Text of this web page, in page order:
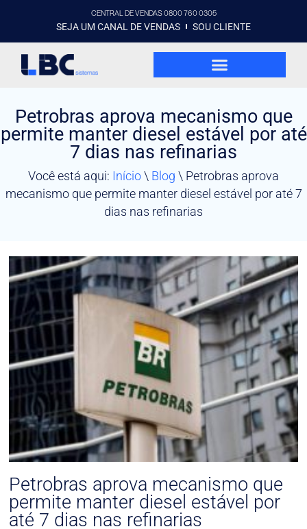
CENTRAL DE VENDAS 0800 760 0305
SEJA UM CANAL DE VENDAS SOU CLIENTE
Petrobras aprova mecanismo que
permite manter diesel estável por até
7 dias nas refinarias
Você está aqui: Início\ Blog \ Petrobras aprova
mecanismo que permite manter diesel estável por até 7
dias nas refinarias
Petrobras aprova mecanismo que
permite manter diesel estável por
até 7 dias nas refinarias